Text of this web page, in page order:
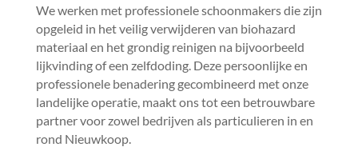
We werken met professionele schoonmakers die zijn
opgeleid in het veilig verwijderen van biohazard
materiaal en het grondig reinigen na bijvoorbeeld
lijkvinding of een zelfdoding.​ Deze persoonlijke en
professionele benadering gecombineerd met onze
landelijke operatie, maakt ons tot een betrouwbare
partner voor zowel bedrijven als particulieren in en
rond Nieuwkoop.​